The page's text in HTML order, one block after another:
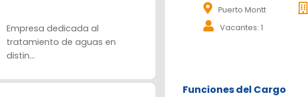
Empresa dedicada al
tratamiento de aguas en
distin...
Puerto Montt
Vacantes: 1
Funciones del Cargo